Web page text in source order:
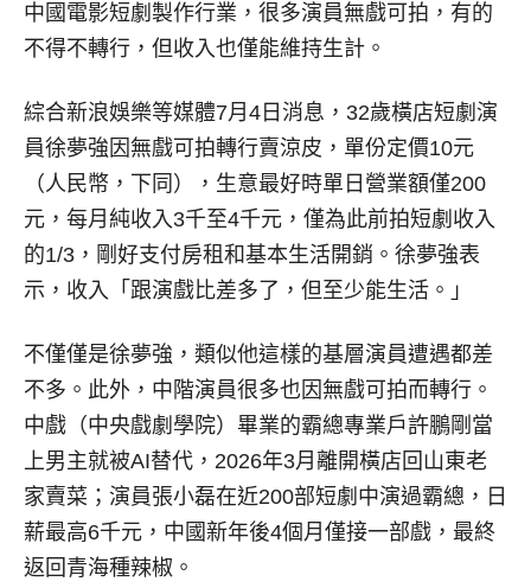
中國電影短劇製作行業，很多演員無戲可拍，有的
不得不轉行，但收入也僅能維持生計。
綜合新浪娛樂等媒體7月4日消息，32歲橫店短劇演
員徐夢強因無戲可拍轉行賣涼皮，單份定價10元
（人民幣，下同），生意最好時單日營業額僅200
元，每月純收入3千至4千元，僅為此前拍短劇收入
的1/3，剛好支付房租和基本生活開銷。徐夢強表
示，收入「跟演戲比差多了，但至少能生活。」
不僅僅是徐夢強，類似他這樣的基層演員遭遇都差
不多。此外，中階演員很多也因無戲可拍而轉行。
中戲（中央戲劇學院）畢業的霸總專業戶許鵬剛當
上男主就被AI替代，2026年3月離開橫店回山東老
家賣菜；演員張小磊在近200部短劇中演過霸總，日
薪最高6千元，中國新年後4個月僅接一部戲，最終
返回青海種辣椒。